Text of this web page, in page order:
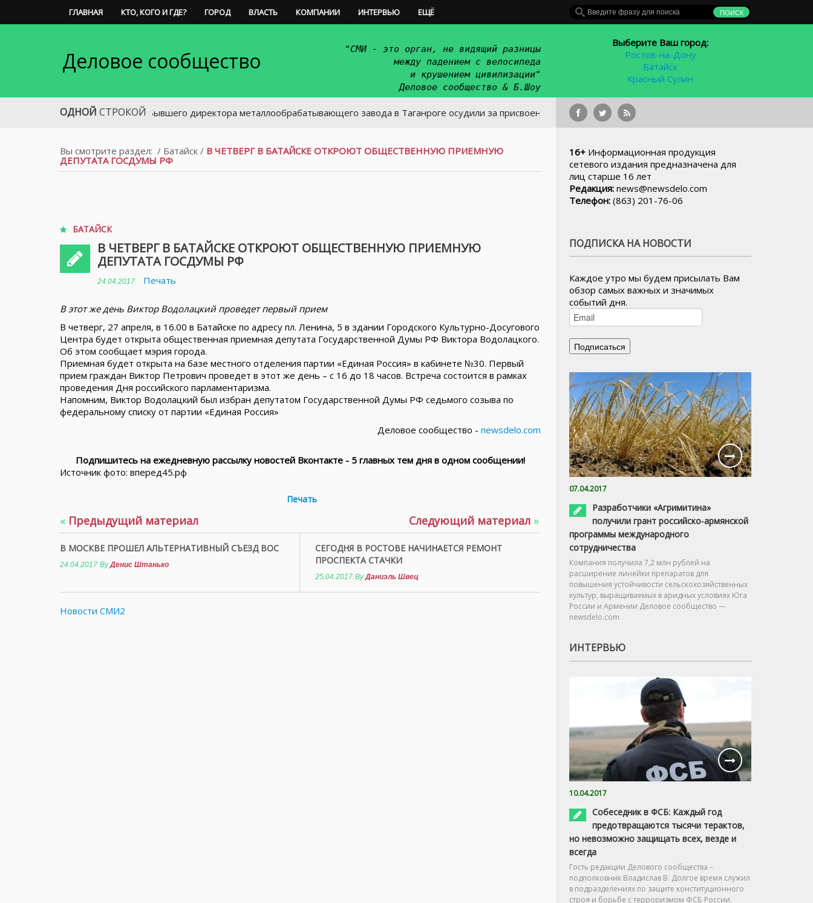
ГЛАВНАЯ КТО, КОГО И ГДЕ? ГОРОД ВЛАСТЬ КОМПАНИИ ИНТЕРВЬЮ ЕЩЁ
Деловое сообщество
"СМИ - это орган, не видящий разницы
между падением с велосипеда
и крушением цивилизации"
Деловое сообщество & Б.Шоу
Выберите Ваш город:
Ростов-на-Дону
Батайск
Красный Сулин
ОДНОЙ СТРОКОЙ
Бывшего директора металлообрабатывающего завода в Таганроге осудили за присвоение 1 млн рублей
Вы смотрите раздел: / Батайск / В ЧЕТВЕРГ В БАТАЙСКЕ ОТКРОЮТ ОБЩЕСТВЕННУЮ ПРИЕМНУЮ
ДЕПУТАТА ГОСДУМЫ РФ
БАТАЙСК
В ЧЕТВЕРГ В БАТАЙСКЕ ОТКРОЮТ ОБЩЕСТВЕННУЮ ПРИЕМНУЮ
ДЕПУТАТА ГОСДУМЫ РФ
24.04.2017 Печать
В этот же день Виктор Водолацкий проведет первый прием
В четверг, 27 апреля, в 16.00 в Батайске по адресу пл. Ленина, 5 в здании Городского Культурно-Досугового
Центра будет открыта общественная приемная депутата Государственной Думы РФ Виктора Водолацкого.
Об этом сообщает мэрия города.
Приемная будет открыта на базе местного отделения партии «Единая Россия» в кабинете №30. Первый
прием граждан Виктор Петрович проведет в этот же день – с 16 до 18 часов. Встреча состоится в рамках
проведения Дня российского парламентаризма.
Напомним, Виктор Водолацкий был избран депутатом Государственной Думы РФ седьмого созыва по
федеральному списку от партии «Единая Россия»
Деловое сообщество - newsdelo.com
Подпишитесь на ежедневную рассылку новостей Вконтакте - 5 главных тем дня в одном сообщении!
Источник фото: вперед45.рф
Печать
« Предыдущий материал
В МОСКВЕ ПРОШЕЛ АЛЬТЕРНАТИВНЫЙ СЪЕЗД ВОС
24.04.2017 ByДенис Штанько
Следующий материал »
СЕГОДНЯ В РОСТОВЕ НАЧИНАЕТСЯ РЕМОНТ
ПРОСПЕКТА СТАЧКИ
25.04.2017 ByДаниэль Швец
Новости СМИ2
16+ Информационная продукция
сетевого издания предназначена для
лиц старше 16 лет
Редакция: news@newsdelo.com
Телефон: (863) 201-76-06
ПОДПИСКА НА НОВОСТИ
Каждое утро мы будем присылать Вам
обзор самых важных и значимых
событий дня.
07.04.2017
Разработчики «Агримитина»
получили грант российско-армянской
программы международного
сотрудничества
Компания получила 7,2 млн рублей на
расширение линейки препаратов для
повышения устойчивости сельскохозяйственных
культур, выращиваемых в аридных условиях Юга
России и Армении Деловое сообщество —
newsdelo.com
ИНТЕРВЬЮ
10.04.2017
Собеседник в ФСБ: Каждый год
предотвращаются тысячи терактов,
но невозможно защищать всех, везде и
всегда
Гость редакции Делового сообщества –
подполковник Владислав В. Долгое время служил
в подразделениях по защите конституционного
строя и борьбе с терроризмом ФСБ России.